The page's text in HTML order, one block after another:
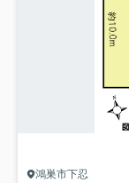
鴻巣市下忍